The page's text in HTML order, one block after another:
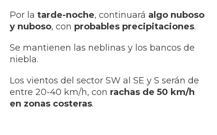
Por la tarde-noche, continuará algo nuboso
y nuboso, con probables precipitaciones.
Se mantienen las neblinas y los bancos de
niebla.
Los vientos del sector SW al SE y S serán de
entre 20-40 km/h, con rachas de 50 km/h
en zonas costeras.